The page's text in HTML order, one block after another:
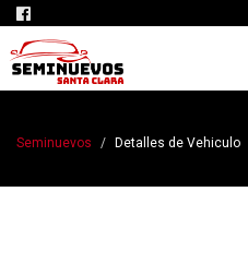
Seminuevos Detalles de Vehiculo